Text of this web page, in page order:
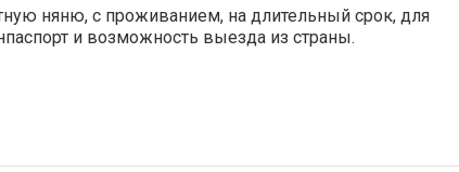
няню, с проживанием, на длительный срок, для
и возможность выезда из страны.